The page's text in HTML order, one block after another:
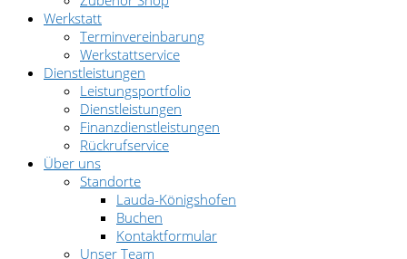
Werkstatt
Terminvereinbarung
Werkstattservice
Dienstleistungen
Leistungsportfolio
Dienstleistungen
Finanzdienstleistungen
Rückrufservice
Über uns
Standorte
Lauda-Königshofen
Buchen
Kontaktformular
Unser Team